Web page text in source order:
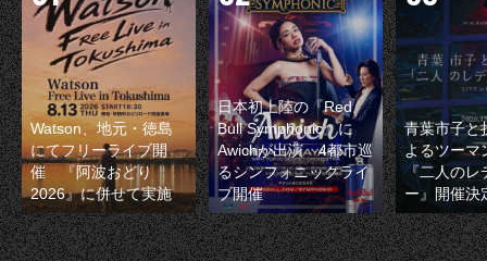
Watson、地元・徳島
にてフリーライブ開
催 『阿波おどり
2026』に併せて実施
日本初上陸の『Red
Bull Symphonic』に
Awichが出演 4都市巡
るシンフォニックライ
ブ開催
青葉市子と
よるツーマ
『二人のレ
ー』開催決